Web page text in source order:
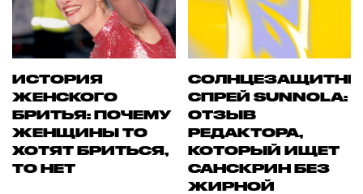
ИСТОРИЯ
ЖЕНСКОГО
БРИТЬЯ: ПОЧЕМУ
ЖЕНЩИНЫ ТО
ХОТЯТ БРИТЬСЯ,
ТО НЕТ
СПРЕЙ SUNNOLA:
ОТЗЫВ
РЕДАКТОРА,
КОТОРЫЙ ИЩЕТ
САНСКРИН БЕЗ
ЖИРНОЙ